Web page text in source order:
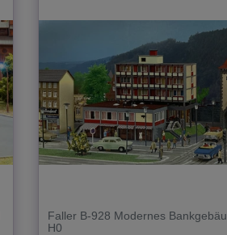
Faller B-928 Modernes
H0